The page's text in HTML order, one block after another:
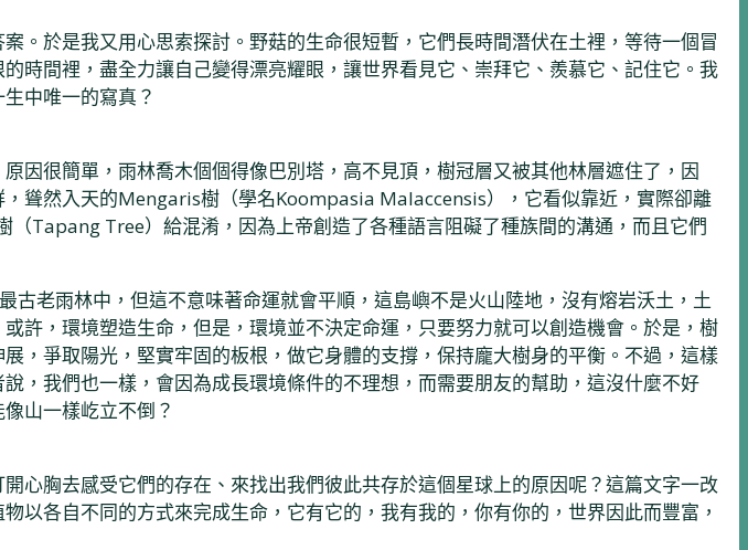
。於是我又用心思索探討。野菇的生命很短暫，它們長時間潛伏在土裡，等待一個冒
時間裡，盡全力讓自己變得漂亮耀眼，讓世界看見它、崇拜它、羨慕它、記住它。我
中唯一的寫真？
因很簡單，雨林喬木個個得像巴別塔，高不見頂，樹冠層又被其他林層遮住了，因
聳然入天的Mengaris樹（學名Koompasia Malaccensis），它看似靠近，實際卻離
Tapang Tree）給混淆，因為上帝創造了各種語言阻礙了種族間的溝通，而且它們
老雨林中，但這不意味著命運就會平順，這島嶼不是火山陸地，沒有熔岩沃土，土
許，環境塑造生命，但是，環境並不決定命運，只要努力就可以創造機會。於是，樹
，爭取陽光，堅實牢固的板根，做它身體的支撐，保持龐大樹身的平衡。不過，這樣
，我們也一樣，會因為成長環境條件的不理想，而需要朋友的幫助，這沒什麼不好
山一樣屹立不倒？
心胸去感受它們的存在、來找出我們彼此共存於這個星球上的原因呢？這篇文字一改
各自不同的方式來完成生命，它有它的，我有我的，你有你的，世界因此而豐富，